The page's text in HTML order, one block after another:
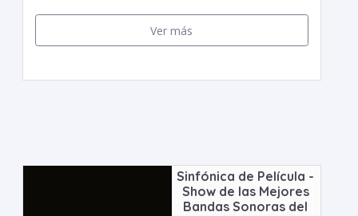
Ver más
Sinfónica de Película -
Show de las Mejores
Bandas Sonoras del